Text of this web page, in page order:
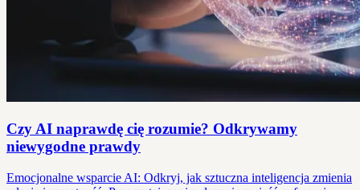
Czy AI naprawdę cię rozumie? Odkrywamy
niewygodne prawdy
Emocjonalne wsparcie AI: Odkryj, jak sztuczna inteligencja zmienia